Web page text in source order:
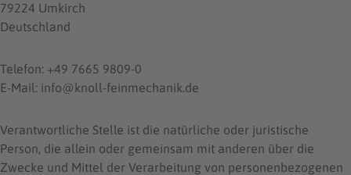
79224 Umkirch
Deutschland
Telefon: +49 7665 9809-0
E-Mail: info@knoll-feinmechanik.de
Verantwortliche Stelle ist die natürliche oder juristische
Person, die allein oder gemeinsam mit anderen über die
Zwecke und Mittel der Verarbeitung von personenbezogenen